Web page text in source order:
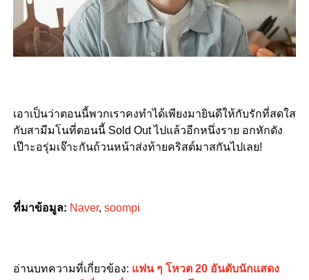
เอาเป็นว่าตอนนี้พวกเราคงทำได้เพียงมายินดีให้กับรักที่สดใส
กับสามีมโนที่ตอนนี้ Sold Out ไปแล้วอีกหนึ่งราย อกหักดัง
เป๊าะอรุ่มเจ๊าะกันถ้วนหน้าส่งท้ายคริสต์มาสกันไปเลย!
ที่มาข้อมูล: Naver, soompi
อ่านบทความที่เกี่ยวข้อง: แฟน ๆ โหวต 20 อันดับนักแสดง